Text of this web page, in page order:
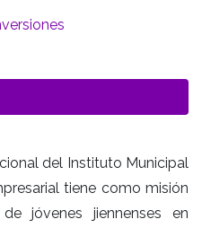
del Instituto Municipal
tiene como misión
jóvenes jiennenses en